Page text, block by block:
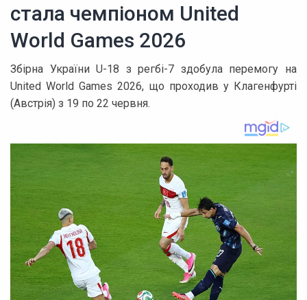
стала чемпіоном United
World Games 2026
Збірна України U-18 з регбі-7 здобула перемогу на
United World Games 2026, що проходив у Клагенфурті
(Австрія) з 19 по 22 червня.